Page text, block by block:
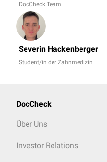
DocCheck Team
Severin Hackenberger
Student/in der Zahnmedizin
DocCheck
Über Uns
Investor Relations